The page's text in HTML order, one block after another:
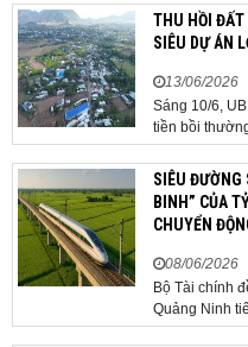
địa phương 2
vướng mắc
THU HỒI ĐẤT
SIÊU DỰ ÁN
13/06/2026
Sáng 10/6,
tiền bồi
cho 106 hộ
thực hiện dự
địa bàn thôn
SIÊU ĐƯỜNG
BINH” CỦA
CHUYỂN
08/06/2026
Bộ Tài chính
Quảng Ninh
thực hiện